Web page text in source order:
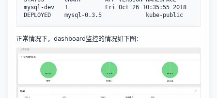
mysql-dev	1       	Fri Oct 26 10:35:55 2018
正常情况下，dashboard监控的情况如下图：